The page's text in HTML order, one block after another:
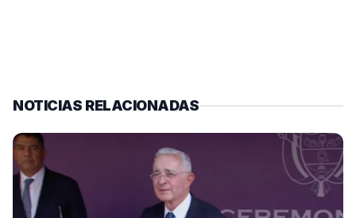
NOTICIAS RELACIONADAS